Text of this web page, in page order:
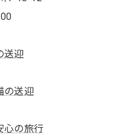
送迎
の送迎
心の旅行